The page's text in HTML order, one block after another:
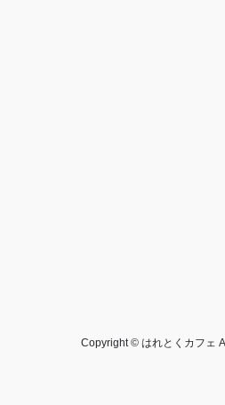
Copyright © はれとくカフェ